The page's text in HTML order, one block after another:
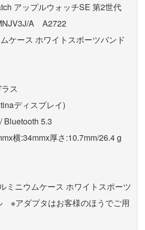
アップルウォッチSE 第2世代
A A2722
ケース ホワイトスポーツバンド
ス
ディスプレイ)
5.3
横:34mmx厚さ:10.7mm/26.4 g
ミニウムケース ホワイトスポーツ
※アダプタはお客様のほうでご用